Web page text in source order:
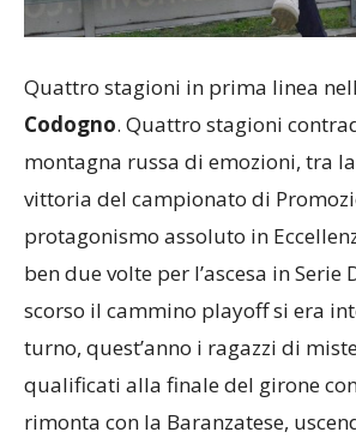
Quattro stagioni in prima linea
Codogno. Quattro stagioni
montagna russa di emozioni, tra
vittoria del campionato di
protagonismo assoluto in
ben due volte per l’ascesa in Serie
scorso il cammino playoff si era
turno, quest’anno i ragazzi di
qualificati alla finale del girone
rimonta con la Baranzatese,